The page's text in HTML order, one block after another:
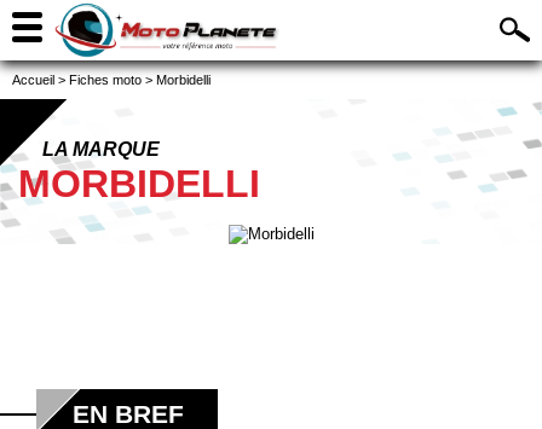
Accueil > Fiches moto > Morbidelli
LA MARQUE
MORBIDELLI
EN BREF